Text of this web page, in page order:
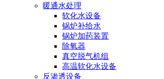
暖通水处理
软化水设备
锅炉补给水
锅炉加药装置
除氧器
真空脱气机组
高温软化水设备
反渗透设备